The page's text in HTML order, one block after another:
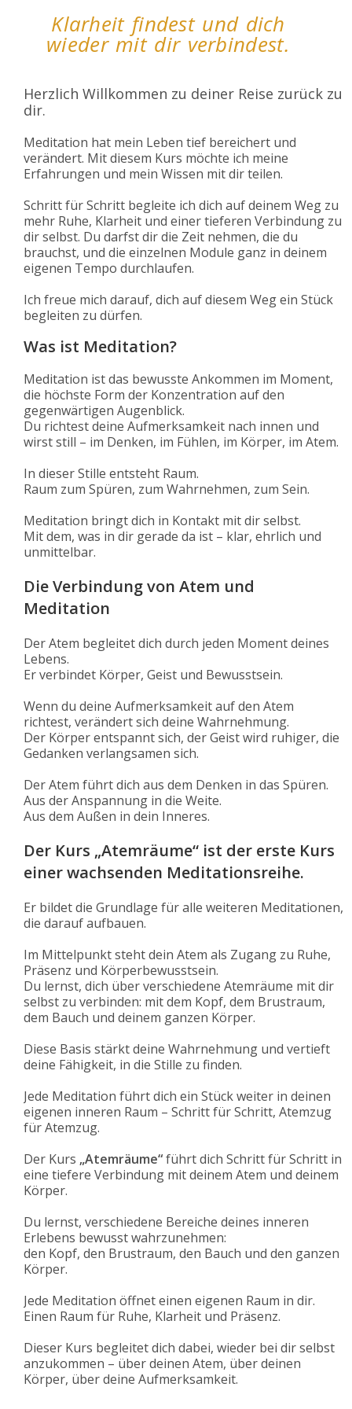
Klarheit findest und dich
wieder mit dir verbindest.
Herzlich Willkommen zu deiner Reise zurück zu
dir.
Meditation hat mein Leben tief bereichert und
verändert. Mit diesem Kurs möchte ich meine
Erfahrungen und mein Wissen mit dir teilen.
Schritt für Schritt begleite ich dich auf deinem Weg zu
mehr Ruhe, Klarheit und einer tieferen Verbindung zu
dir selbst. Du darfst dir die Zeit nehmen, die du
brauchst, und die einzelnen Module ganz in deinem
eigenen Tempo durchlaufen.
Ich freue mich darauf, dich auf diesem Weg ein Stück
begleiten zu dürfen.
Was ist Meditation?
Meditation ist das bewusste Ankommen im Moment,
die höchste Form der Konzentration auf den
gegenwärtigen Augenblick.
Du richtest deine Aufmerksamkeit nach innen und
wirst still – im Denken, im Fühlen, im Körper, im Atem.
In dieser Stille entsteht Raum.
Raum zum Spüren, zum Wahrnehmen, zum Sein.
Meditation bringt dich in Kontakt mit dir selbst.
Mit dem, was in dir gerade da ist – klar, ehrlich und
unmittelbar.
Die Verbindung von Atem und
Meditation
Der Atem begleitet dich durch jeden Moment deines
Lebens.
Er verbindet Körper, Geist und Bewusstsein.
Wenn du deine Aufmerksamkeit auf den Atem
richtest, verändert sich deine Wahrnehmung.
Der Körper entspannt sich, der Geist wird ruhiger, die
Gedanken verlangsamen sich.
Der Atem führt dich aus dem Denken in das Spüren.
Aus der Anspannung in die Weite.
Aus dem Außen in dein Inneres.
Der Kurs „Atemräume“ ist der erste Kurs
einer wachsenden Meditationsreihe.
Er bildet die Grundlage für alle weiteren Meditationen,
die darauf aufbauen.
Im Mittelpunkt steht dein Atem als Zugang zu Ruhe,
Präsenz und Körperbewusstsein.
Du lernst, dich über verschiedene Atemräume mit dir
selbst zu verbinden: mit dem Kopf, dem Brustraum,
dem Bauch und deinem ganzen Körper.
Diese Basis stärkt deine Wahrnehmung und vertieft
deine Fähigkeit, in die Stille zu finden.
Jede Meditation führt dich ein Stück weiter in deinen
eigenen inneren Raum – Schritt für Schritt, Atemzug
für Atemzug.
Der Kurs „Atemräume“führt dich Schritt für Schritt in
eine tiefere Verbindung mit deinem Atem und deinem
Körper.
Du lernst, verschiedene Bereiche deines inneren
Erlebens bewusst wahrzunehmen:
den Kopf, den Brustraum, den Bauch und den ganzen
Körper.
Jede Meditation öffnet einen eigenen Raum in dir.
Einen Raum für Ruhe, Klarheit und Präsenz.
Dieser Kurs begleitet dich dabei, wieder bei dir selbst
anzukommen – über deinen Atem, über deinen
Körper, über deine Aufmerksamkeit.